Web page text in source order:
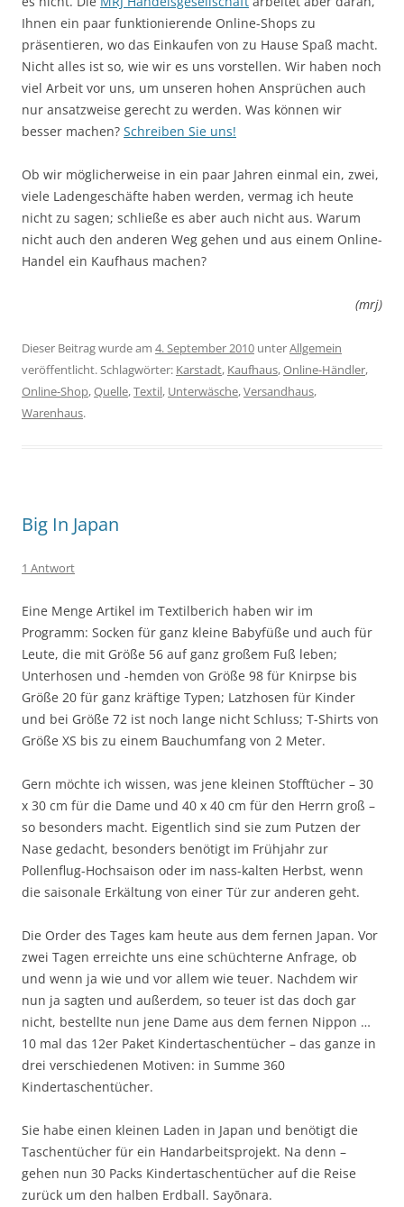
Ihnen ein paar funktionierende Online-Shops zu
präsentieren, wo das Einkaufen von zu Hause Spaß macht.
Nicht alles ist so, wie wir es uns vorstellen. Wir haben noch
viel Arbeit vor uns, um unseren hohen Ansprüchen auch
nur ansatzweise gerecht zu werden. Was können wir
besser machen? Schreiben Sie uns!
Ob wir möglicherweise in ein paar Jahren einmal ein, zwei,
viele Ladengeschäfte haben werden, vermag ich heute
nicht zu sagen; schließe es aber auch nicht aus. Warum
nicht auch den anderen Weg gehen und aus einem Online-
Handel ein Kaufhaus machen?
(mrj)
Dieser Beitrag wurde am 4. September 2010 unterAllgemein
veröffentlicht. Schlagwörter: Karstadt, Kaufhaus,Online-Händler,
Online-Shop,Quelle,Textil, Unterwäsche,Versandhaus,
Warenhaus.
Big In Japan
1 Antwort
Eine Menge Artikel im Textilberich haben wir im
Programm: Socken für ganz kleine Babyfüße und auch für
Leute, die mit Größe 56 auf ganz großem Fuß leben;
Unterhosen und -hemden von Größe 98 für Knirpse bis
Größe 20 für ganz kräftige Typen; Latzhosen für Kinder
und bei Größe 72 ist noch lange nicht Schluss; T-Shirts von
Größe XS bis zu einem Bauchumfang von 2 Meter.
Gern möchte ich wissen, was jene kleinen Stofftücher – 30
x 30 cm für die Dame und 40 x 40 cm für den Herrn groß –
so besonders macht. Eigentlich sind sie zum Putzen der
Nase gedacht, besonders benötigt im Frühjahr zur
Pollenflug-Hochsaison oder im nass-kalten Herbst, wenn
die saisonale Erkältung von einer Tür zur anderen geht.
Die Order des Tages kam heute aus dem fernen Japan. Vor
zwei Tagen erreichte uns eine schüchterne Anfrage, ob
und wenn ja wie und vor allem wie teuer. Nachdem wir
nun ja sagten und außerdem, so teuer ist das doch gar
nicht, bestellte nun jene Dame aus dem fernen Nippon …
10 mal das 12er Paket Kindertaschentücher – das ganze in
drei verschiedenen Motiven: in Summe 360
Kindertaschentücher.
Sie habe einen kleinen Laden in Japan und benötigt die
Taschentücher für ein Handarbeitsprojekt. Na denn –
gehen nun 30 Packs Kindertaschentücher auf die Reise
zurück um den halben Erdball. Sayōnara.